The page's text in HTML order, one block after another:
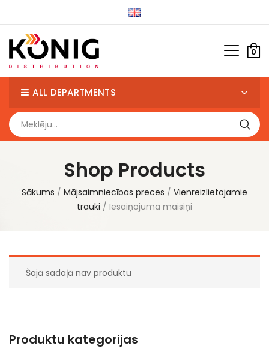
0
ALL DEPARTMENTS
Shop Products
Sākums Mājsaimniecības preces
Vienreizlietojamie
trauki
Iesaiņojuma maisiņi
Šajā sadaļā nav produktu
Produktu kategorijas